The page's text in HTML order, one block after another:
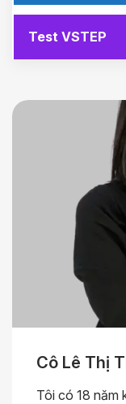
Test VSTEP
Cô Lê Thị
Tôi có 18 năm